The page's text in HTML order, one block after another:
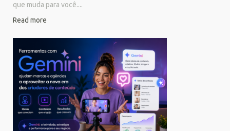
que muda para você....
Read more